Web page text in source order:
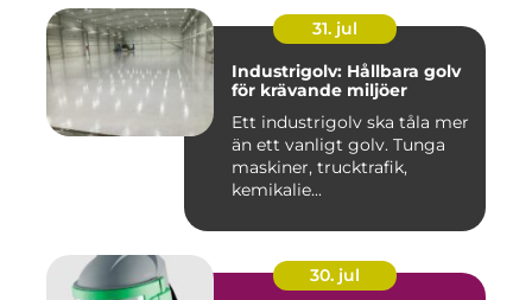
31. jul
Industrigolv: Hållbara golv
för krävande miljöer
Ett industrigolv ska tåla mer
än ett vanligt golv. Tunga
maskiner, trucktrafik,
kemikalie...
30. jul